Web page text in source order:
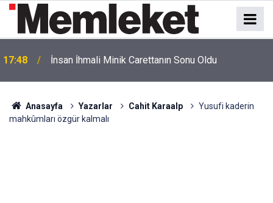
17:48 İnsan İhmali Minik Carettanın Sonu Oldu
Anasayfa Yazarlar Cahit Karaalp
Yusufi kaderin
mahkûmları özgür kalmalı